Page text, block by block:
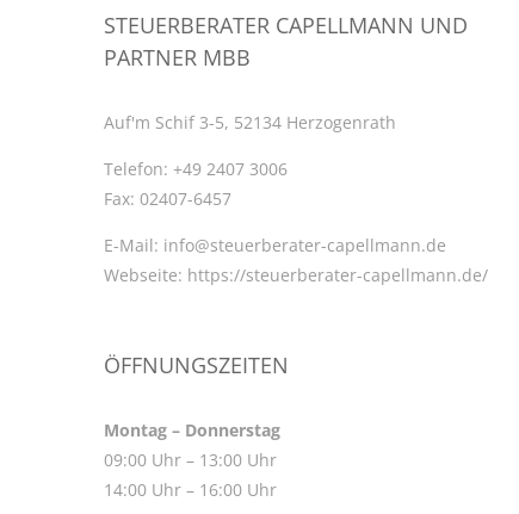
STEUERBERATER CAPELLMANN UND
PARTNER MBB
Auf'm Schif 3-5, 52134 Herzogenrath
Telefon: +49 2407 3006
Fax: 02407-6457
E-Mail: info@steuerberater-capellmann.de
Webseite: https://steuerberater-capellmann.de/
ÖFFNUNGSZEITEN
Montag – Donnerstag
09:00 Uhr – 13:00 Uhr
14:00 Uhr – 16:00 Uhr